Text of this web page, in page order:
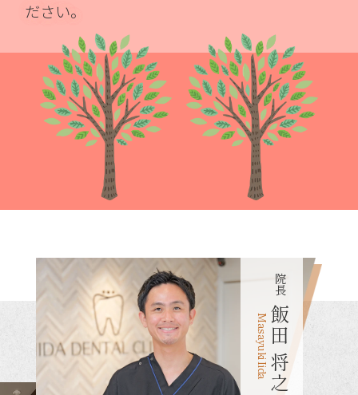
ださい。
院長
飯田
将之
Masayuki Iida